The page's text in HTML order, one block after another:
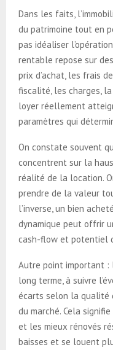
Dans les faits,
du patrimoine tout en
pas idéaliser
rentable repose sur
prix d’achat, les frais
fiscalité, les charges,
loyer réellement
paramètres qui
On constate souvent
concentrent sur la
réalité de la location.
prendre de la valeur
l’inverse, un bien
dynamique peut offrir
cash-flow et potentiel
Autre point important :
long terme, à suivre
écarts selon la qualité
du marché. Cela
et les mieux rénovés
baisses et se louent